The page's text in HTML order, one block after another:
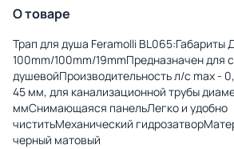
О товаре
Трап для душа Feramolli
100mm/100mm/19mmПредназначен для
душевойПроизводительность л/с max -
45 мм, для канализационной трубы
ммСнимающаяся панельЛегко и удобно
чиститьМеханический
черный матовый